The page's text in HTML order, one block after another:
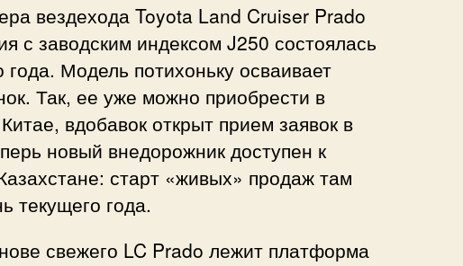
вездехода Toyota Land Cruiser Prado
с заводским индексом J250 состоялась
Модель потихоньку осваивает
Так, ее уже можно приобрести в
вдобавок открыт прием заявок в
новый внедорожник доступен к
старт «живых» продаж там
текущего года.
свежего LC Prado лежит платформа